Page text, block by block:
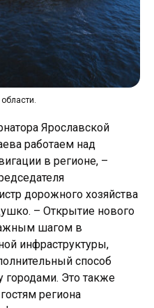
Ярославской
работаем над
в регионе, –
дорожного хозяйства
– Открытие нового
шагом в
инфраструктуры,
способ
Это также
региона